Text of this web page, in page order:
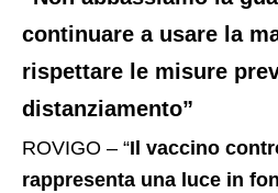
continuare a usare la
rispettare le misure
distanziamento”
ROVIGO – “Il vaccino
rappresenta una luce in